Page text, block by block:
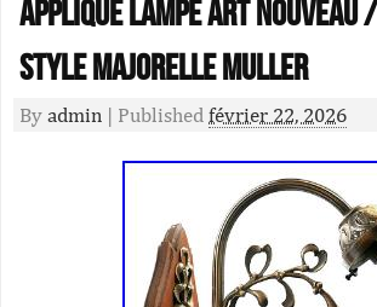
Applique lampe Art Nouveau
style Majorelle Muller
By admin | Published février 22, 2026